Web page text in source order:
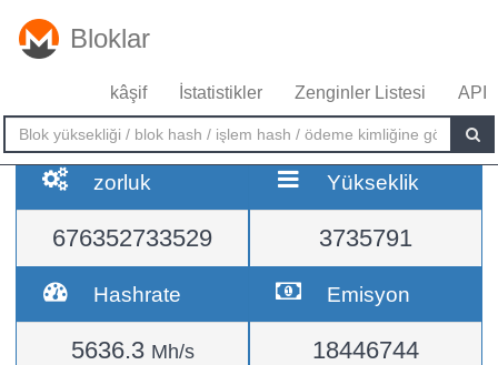
Bloklar
kâşif İstatistikler Zenginler Listesi API
zorluk
676352733529
Yükseklik
3735791
Hashrate
5636.3 Mh/s
Emisyon
18446744